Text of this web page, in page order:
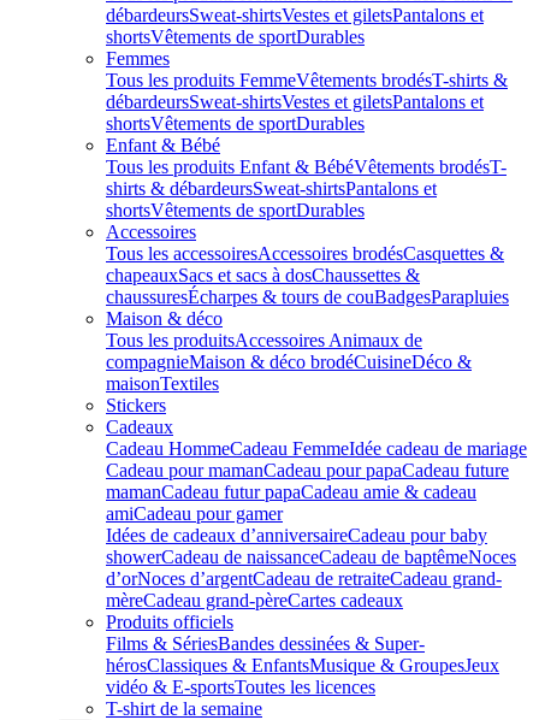
débardeursSweat-shirtsVestes et giletsPantalons et
shortsVêtements de sportDurables
Femmes
Tous les produits FemmeVêtements brodésT-shirts &
débardeursSweat-shirtsVestes et giletsPantalons et
shortsVêtements de sportDurables
Enfant & Bébé
Tous les produits Enfant & BébéVêtements brodésT-
shirts & débardeursSweat-shirtsPantalons et
shortsVêtements de sportDurables
Accessoires
Tous les accessoiresAccessoires brodésCasquettes &
chapeauxSacs et sacs à dosChaussettes &
chaussuresÉcharpes & tours de couBadgesParapluies
Maison & déco
Tous les produitsAccessoires Animaux de
compagnieMaison & déco brodéCuisineDéco &
maisonTextiles
Stickers
Cadeaux
Cadeau HommeCadeau FemmeIdée cadeau de mariage​
Cadeau pour mamanCadeau pour papaCadeau future
mamanCadeau futur papaCadeau amie & cadeau
amiCadeau pour gamer
Idées de cadeaux d’anniversaireCadeau pour baby
showerCadeau de naissanceCadeau de baptêmeNoces
d’orNoces d’argentCadeau de retraiteCadeau grand-
mèreCadeau grand-pèreCartes cadeaux
Produits officiels
Films & SériesBandes dessinées & Super-
hérosClassiques & EnfantsMusique & GroupesJeux
vidéo & E-sportsToutes les licences
T-shirt de la semaine